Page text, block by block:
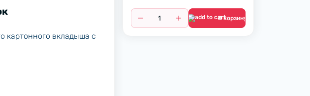
В корзину
картонного вкладыша с